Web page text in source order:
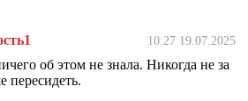
10:27 19.07.2025
об этом не знала. Никогда не за